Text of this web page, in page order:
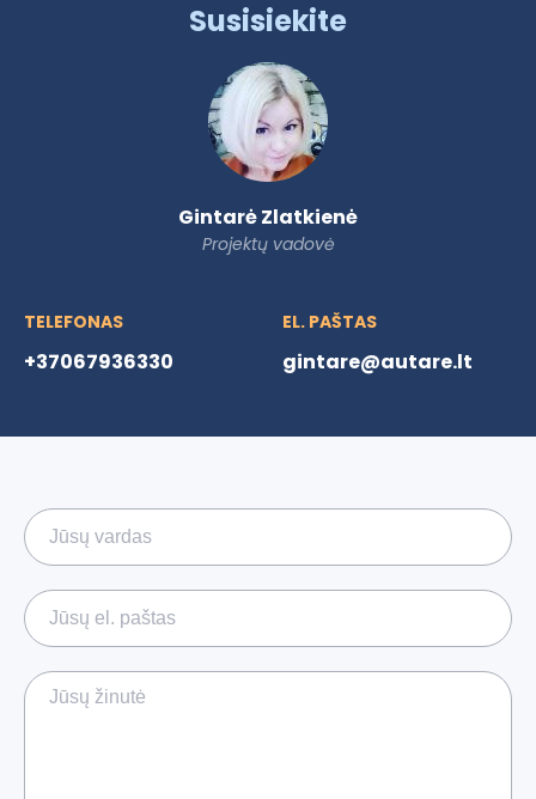
Susisiekite
Gintarė Zlatkienė
Projektų vadovė
TELEFONAS
+37067936330
EL. PAŠTAS
gintare@autare.lt